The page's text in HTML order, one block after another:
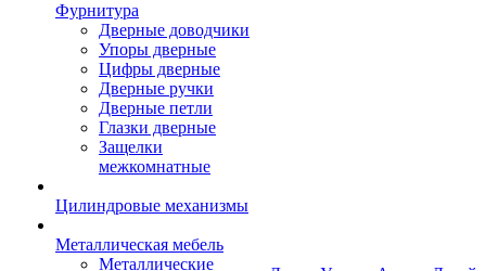
Фурнитура
Дверные доводчики
Упоры дверные
Цифры дверные
Дверные ручки
Дверные петли
Глазки дверные
Защелки
межкомнатные
Цилиндровые механизмы
Металлическая мебель
Металлические